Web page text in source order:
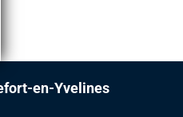
en-Yvelines